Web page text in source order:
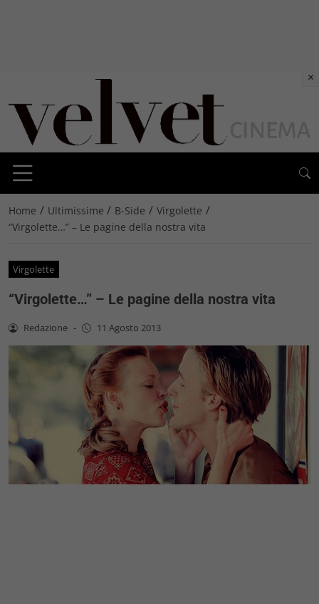
Home / Ultimissime / B-Side / Virgolette /
“Virgolette…” – Le pagine della nostra vita
Virgolette
“Virgolette…” – Le pagine della nostra vita
Redazione - 11 Agosto 2013
×